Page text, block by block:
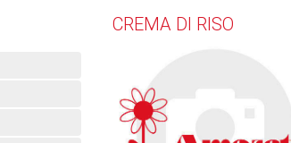
CREMA DI RISO